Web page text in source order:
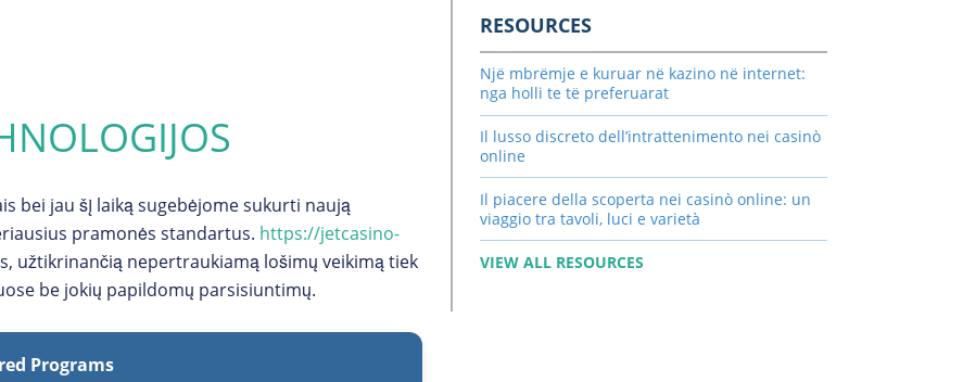
bei jau šį laiką sugebėjome sukurti naują
pramonės standartus. https://jetcasino-
užtikrinančią nepertraukiamą lošimų veikimą tiek
be jokių papildomų parsisiuntimų.
Programs
RESOURCES
Një mbrëmje e kuruar në kazino në internet:
nga holli te të preferuarat
Il lusso discreto dell’intrattenimento nei casinò
online
Il piacere della scoperta nei casinò online: un
viaggio tra tavoli, luci e varietà
VIEW ALL RESOURCES